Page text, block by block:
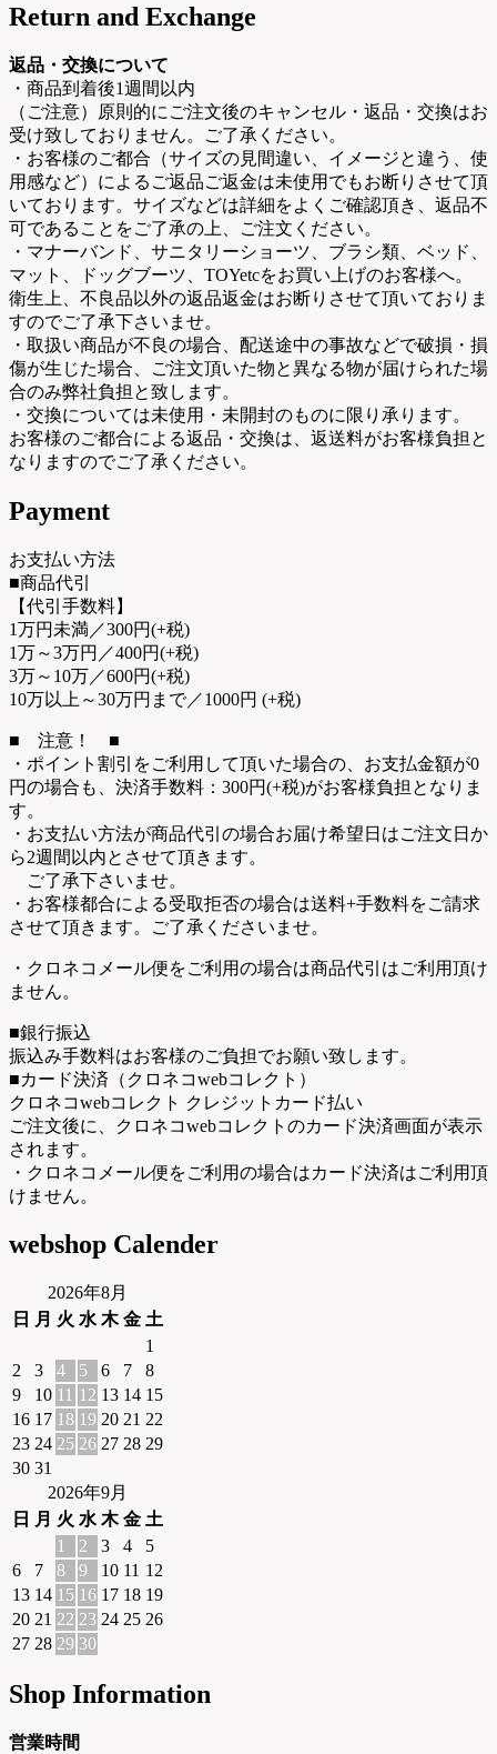
Return and Exchange
返品・交換について
・商品到着後1週間以内
（ご注意）原則的にご注文後のキャンセル・返品・交換はお
受け致しておりません。ご了承ください。
・お客様のご都合（サイズの見間違い、イメージと違う、使
用感など）によるご返品ご返金は未使用でもお断りさせて頂
いております。サイズなどは詳細をよくご確認頂き、返品不
可であることをご了承の上、ご注文ください。
・マナーバンド、サニタリーショーツ、ブラシ類、ベッド、
マット、ドッグブーツ、TOYetcをお買い上げのお客様へ。
衛生上、不良品以外の返品返金はお断りさせて頂いておりま
すのでご了承下さいませ。
・取扱い商品が不良の場合、配送途中の事故などで破損・損
傷が生じた場合、ご注文頂いた物と異なる物が届けられた場
合のみ弊社負担と致します。
・交換については未使用・未開封のものに限り承ります。
お客様のご都合による返品・交換は、返送料がお客様負担と
なりますのでご了承ください。
Payment
お支払い方法
■商品代引
【代引手数料】
1万円未満／300円(+税)
1万～3万円／400円(+税)
3万～10万／600円(+税)
10万以上～30万円まで／1000円 (+税)
■ 注意！ ■
・ポイント割引をご利用して頂いた場合の、お支払金額が0
円の場合も、決済手数料：300円(+税)がお客様負担となりま
す。
・お支払い方法が商品代引の場合お届け希望日はご注文日か
ら2週間以内とさせて頂きます。
ご了承下さいませ。
・お客様都合による受取拒否の場合は送料+手数料をご請求
させて頂きます。ご了承くださいませ。
・クロネコメール便をご利用の場合は商品代引はご利用頂け
ません。
■銀行振込
振込み手数料はお客様のご負担でお願い致します。
■カード決済（クロネコwebコレクト）
クロネコwebコレクト クレジットカード払い
ご注文後に、クロネコwebコレクトのカード決済画面が表示
されます。
・クロネコメール便をご利用の場合はカード決済はご利用頂
けません。
webshop Calender
2026年8月
日
月 火 水 木 金 土
1
2
3 4 5 6 7
8
9
10 11 12 13 14 15
16 17 18 19 20 21 22
23 24 25 26 27 28 29
30 31
2026年9月
日
月 火 水 木 金 土
1
2 3 4
5
6
7 8 9 10 11 12
13 14 15 16 17 18 19
20 21 22 23 24 25 26
27 28 29 30
Shop Information
営業時間